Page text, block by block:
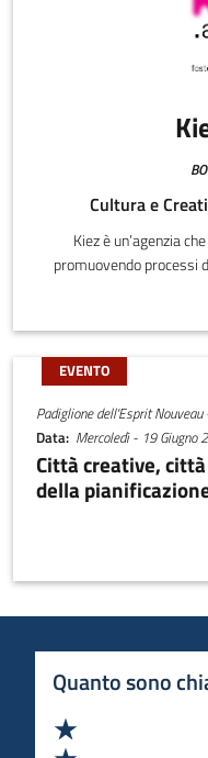
Cultura e
Kiez è un’agenzia
promuovendo processi
strategica, alla ricerca
spaziale al
dei servizi e alla
EVENTO
Padiglione dell'Esprit
Data Mercoledì - 19 Giugno
Città creative,
della
Quanto sono